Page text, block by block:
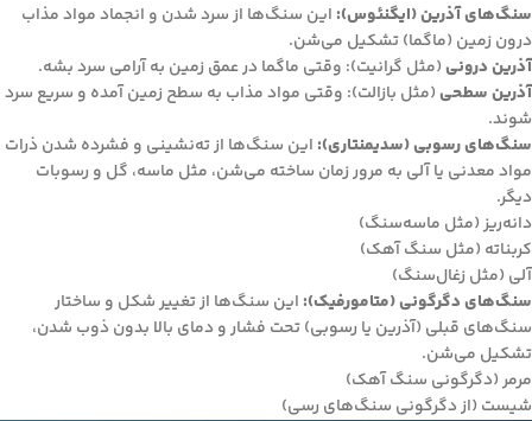
سنگ‌های آذرین (ایگنئوس): این سنگ‌ها از سرد شدن و انجماد مواد مذاب
درون زمین (ماگما) تشکیل می‌شن.
آذرین درونی(مثل گرانیت): وقتی ماگما در عمق زمین به آرامی سرد بشه.
آذرین سطحی(مثل بازالت): وقتی مواد مذاب به سطح زمین آمده و سریع سرد
شوند.
سنگ‌های رسوبی (سدیمنتاری): این سنگ‌ها از ته‌نشینی و فشرده شدن ذرات
مواد معدنی یا آلی به مرور زمان ساخته می‌شن، مثل ماسه، گل و رسوبات
دیگر.
دانه‌ریز (مثل ماسه‌سنگ)
کربناته (مثل سنگ آهک)
آلی (مثل زغال‌سنگ)
سنگ‌های دگرگونی (متامورفیک): این سنگ‌ها از تغییر شکل و ساختار
سنگ‌های قبلی (آذرین یا رسوبی) تحت فشار و دمای بالا بدون ذوب شدن،
تشکیل می‌شن.
مرمر (دگرگونی سنگ آهک)
شیست (از دگرگونی سنگ‌های رسی)